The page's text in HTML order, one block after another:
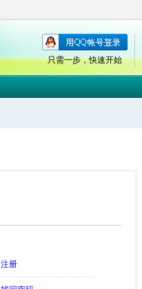
只需一步，快速开始
注册